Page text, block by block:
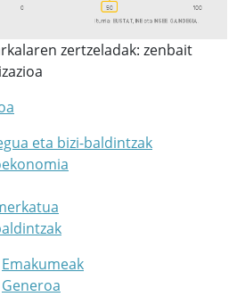
zertzeladak: zenbait
eta bizi-baldintzak
Emakumeak
Generoa